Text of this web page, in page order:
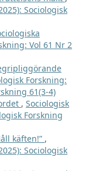
Sociologisk
Vol 61 Nr 2
Forskning:
61(3-4)
, Sociologisk
Forskning
käften!” ,
Sociologisk